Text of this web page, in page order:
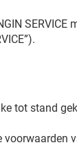
tot stand